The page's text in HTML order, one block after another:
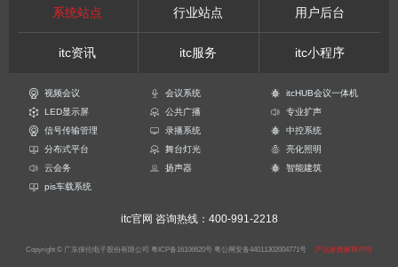
系统站点 行业站点 用户后台
itc资讯 itc服务 itc小程序
视频会议 会议系统
itcHUB会议一体机
LED显示屏
公共广播
专业扩声
信号传输管理
录播系统
中控系统
分布式平台
舞台灯光
亮化照明
云会务
扬声器
智能建筑
pis车载系统
itc官网 咨询热线：400-991-2218
Copyright © 广东保伦电子股份有限公司 粤ICP备16106620号 粤公网安备44011302004771号 产品参数解释声明